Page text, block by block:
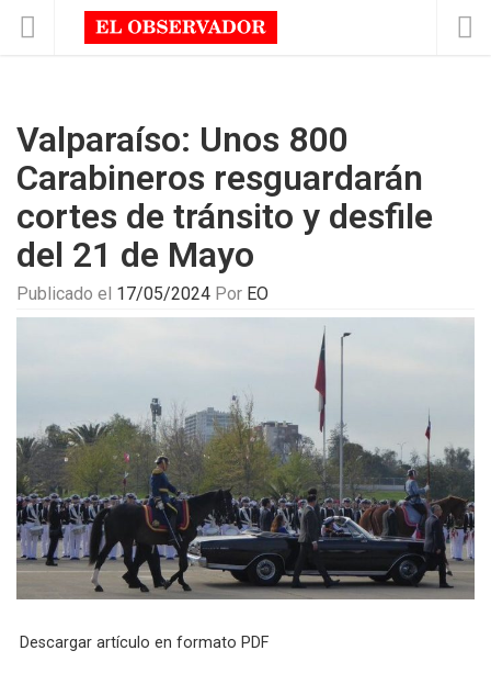
Valparaíso: Unos 800
Carabineros resguardarán
cortes de tránsito y desfile
del 21 de Mayo
Publicado el 17/05/2024 Por EO
Descargar artículo en formato PDF